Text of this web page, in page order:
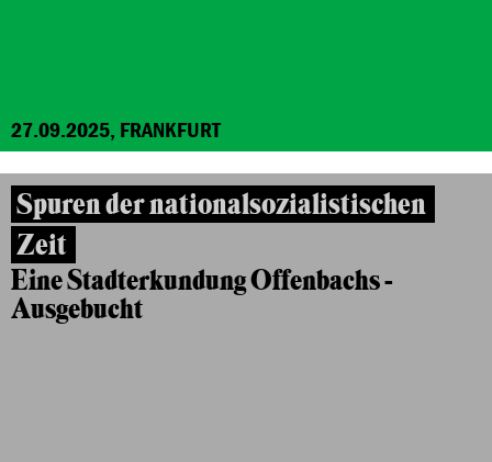
27.09.2025, FRANKFURT
Spuren der nationalsozialistischen
Zeit
Eine Stadterkundung Offenbachs -
Ausgebucht